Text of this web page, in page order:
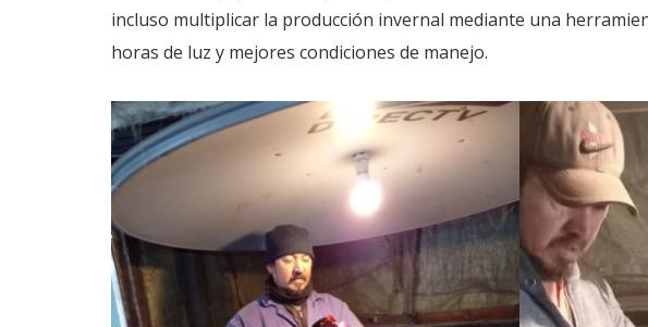
incluso multiplicar la producción invernal mediante una
horas de luz y mejores condiciones de manejo.